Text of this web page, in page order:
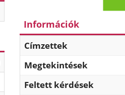
Információk
Címzettek
Megtekintések
Feltett kérdések